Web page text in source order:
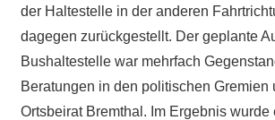
der Haltestelle in der anderen
dagegen zurückgestellt. Der geplante
Bushaltestelle war mehrfach
Beratungen in den politischen Gremien
Ortsbeirat Bremthal. Im Ergebnis wurde